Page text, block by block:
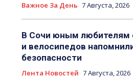
Важное За День 7 Августа, 2026
В Сочи юным любителям
и велосипедов
безопасности
Лента Новостей 7 Августа, 2026